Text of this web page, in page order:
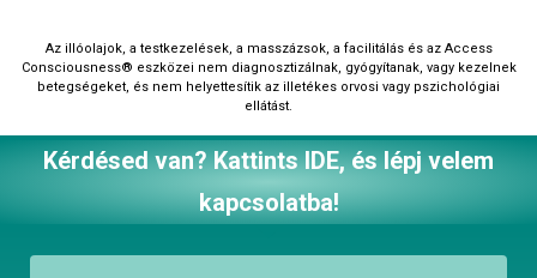
Az illóolajok, a testkezelések, a masszázsok, a facilitálás és az Access
Consciousness®‎ eszközei nem diagnosztizálnak, gyógyítanak, vagy kezelnek
betegségeket, és nem helyettesítik az illetékes orvosi vagy pszichológiai
ellátást.
Kérdésed van? Kattints IDE, és lépj velem
kapcsolatba!